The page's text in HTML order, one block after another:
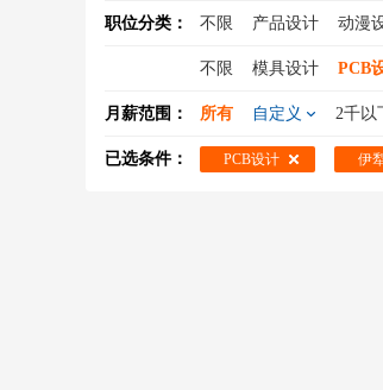
克孜勒苏柯尔克孜
职位分类： 不限 产品设计 动漫
不限 模具设计 PCB
压力容器设计
自动化
月薪范围： 所有 自定义 2千以
已选条件： PCB设计 伊